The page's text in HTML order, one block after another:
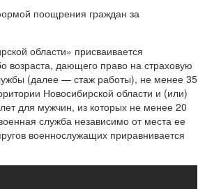
поощрения граждан за
области» присваивается
возраста, дающего право на страховую
(далее — стаж работы), не менее 35
Новосибирской области и (или)
для мужчин, из которых не менее 20
служба независимо от места ее
военнослужащих приравнивается